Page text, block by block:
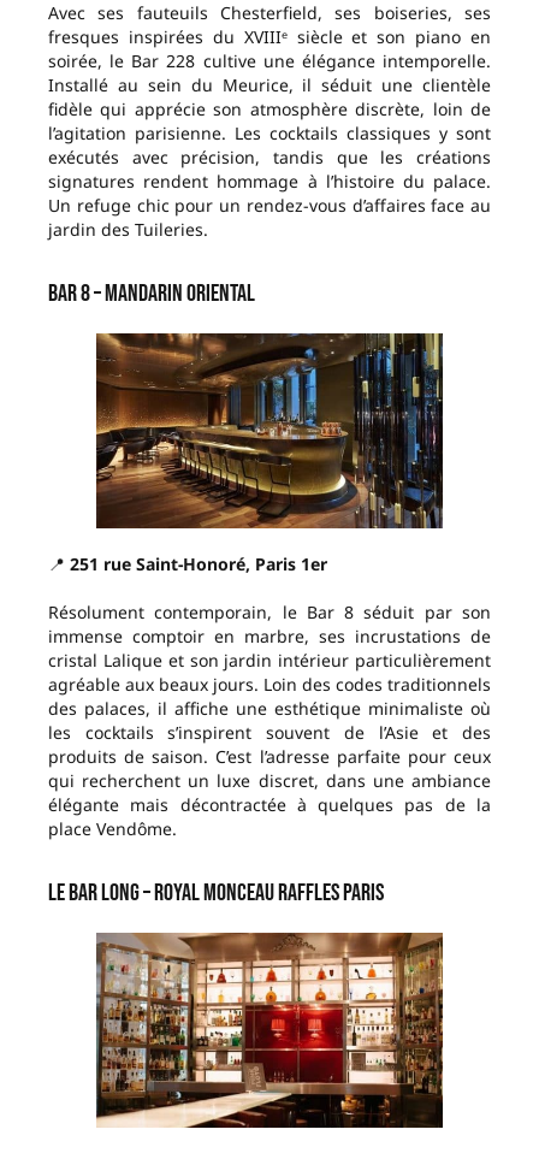
Avec ses fauteuils Chesterfield, ses boiseries, ses
fresques inspirées du XVIIIᵉ siècle et son piano en
soirée, le Bar 228 cultive une élégance intemporelle.
Installé au sein du Meurice, il séduit une clientèle
fidèle qui apprécie son atmosphère discrète, loin de
l’agitation parisienne. Les cocktails classiques y sont
exécutés avec précision, tandis que les créations
signatures rendent hommage à l’histoire du palace.
Un refuge chic pour un rendez-vous d’affaires face au
jardin des Tuileries.
Bar 8 – Mandarin Oriental
📍 251 rue Saint-Honoré, Paris 1er
Résolument contemporain, le Bar 8 séduit par son
immense comptoir en marbre, ses incrustations de
cristal Lalique et son jardin intérieur particulièrement
agréable aux beaux jours. Loin des codes traditionnels
des palaces, il affiche une esthétique minimaliste où
les cocktails s’inspirent souvent de l’Asie et des
produits de saison. C’est l’adresse parfaite pour ceux
qui recherchent un luxe discret, dans une ambiance
élégante mais décontractée à quelques pas de la
place Vendôme.
Le Bar Long – Royal Monceau Raffles Paris